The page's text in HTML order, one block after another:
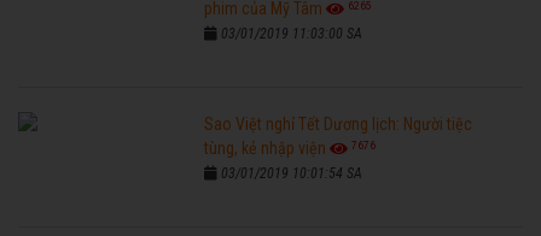
phim của Mỹ Tâm
6265
03/01/2019 11:03:00 SA
Sao Việt nghỉ Tết Dương lịch: Người tiệc
tùng, kẻ nhập viện
7676
03/01/2019 10:01:54 SA